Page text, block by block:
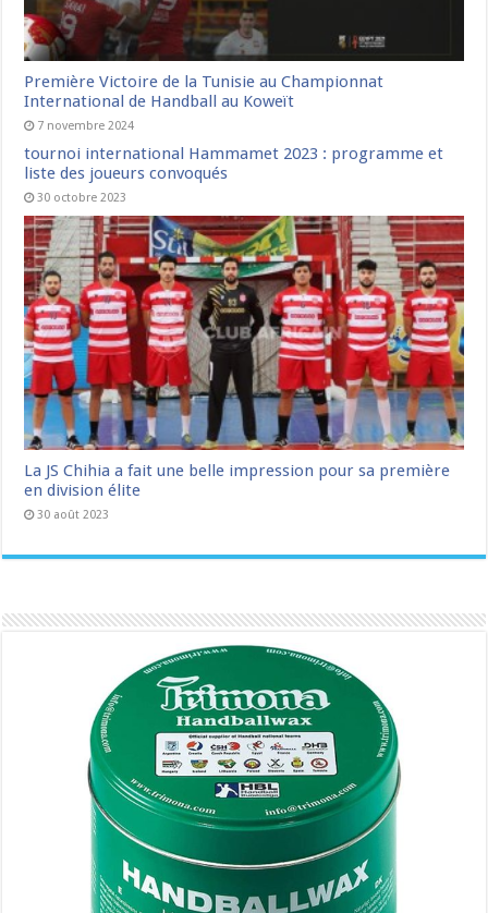
Première Victoire de la Tunisie au Championnat
International de Handball au Koweït
7 novembre 2024
tournoi international Hammamet 2023 : programme et
liste des joueurs convoqués
30 octobre 2023
La JS Chihia a fait une belle impression pour sa première
en division élite
30 août 2023